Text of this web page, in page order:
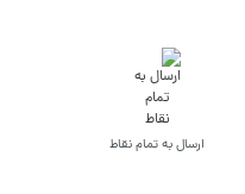
ارسال به تمام نقاط